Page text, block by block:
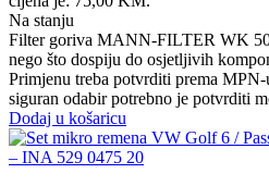
Na stanju
Filter goriva MANN-FILTER WK
nego što dospiju do osjetljivih
Primjenu treba potvrditi prema
siguran odabir potrebno je potvrditi
Dodaj u košaricu